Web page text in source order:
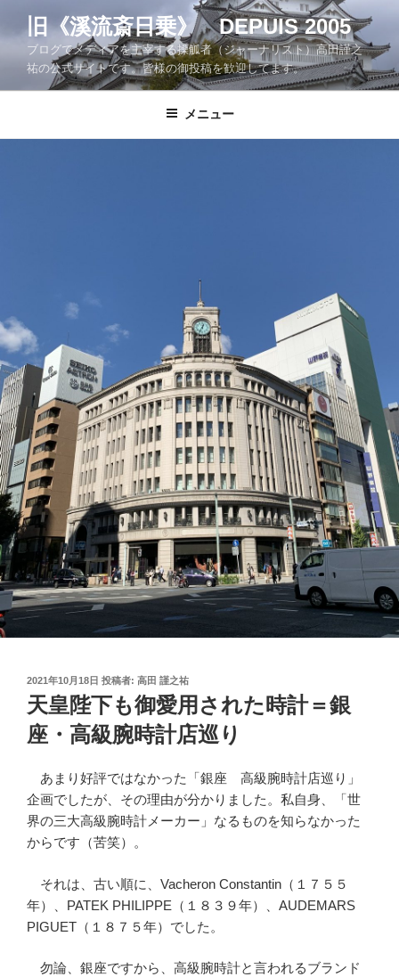
ツ
ス
旧《溪流斎日乗》 DEPUIS 2005
ブログでメディアを主宰する操觚者（ジャーナリスト）高田謹之
祐の公式サイトです。皆様の御投稿を歓迎してます。
メニュー
投
稿
日:
2021年10月18日 投稿者: 高田 謹之祐
天皇陛下も御愛用された時計＝銀
座・高級腕時計店巡り
あまり好評ではなかった「銀座 高級腕時計店巡り」
企画でしたが、その理由が分かりました。私自身、「世
界の三大高級腕時計メーカー」なるものを知らなかった
からです（苦笑）。
それは、古い順に、Vacheron Constantin（１７５５
年）、PATEK PHILIPPE（１８３９年）、AUDEMARS
PIGUET（１８７５年）でした。
勿論、銀座ですから、高級腕時計と言われるブランド